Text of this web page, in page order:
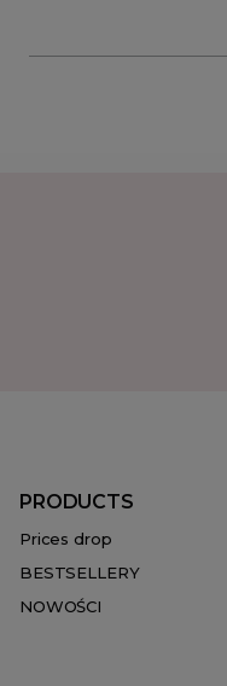
PRODUCTS
Prices drop
BESTSELLERY
NOWOŚCI